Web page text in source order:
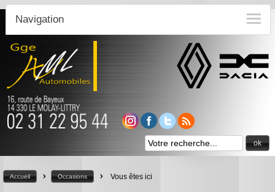
ok
Navigation
Accueil > Occasions > Vous êtes ici